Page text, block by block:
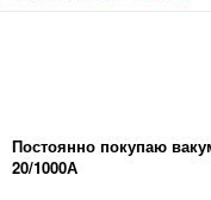
Постоянно покупаю
20/1000А